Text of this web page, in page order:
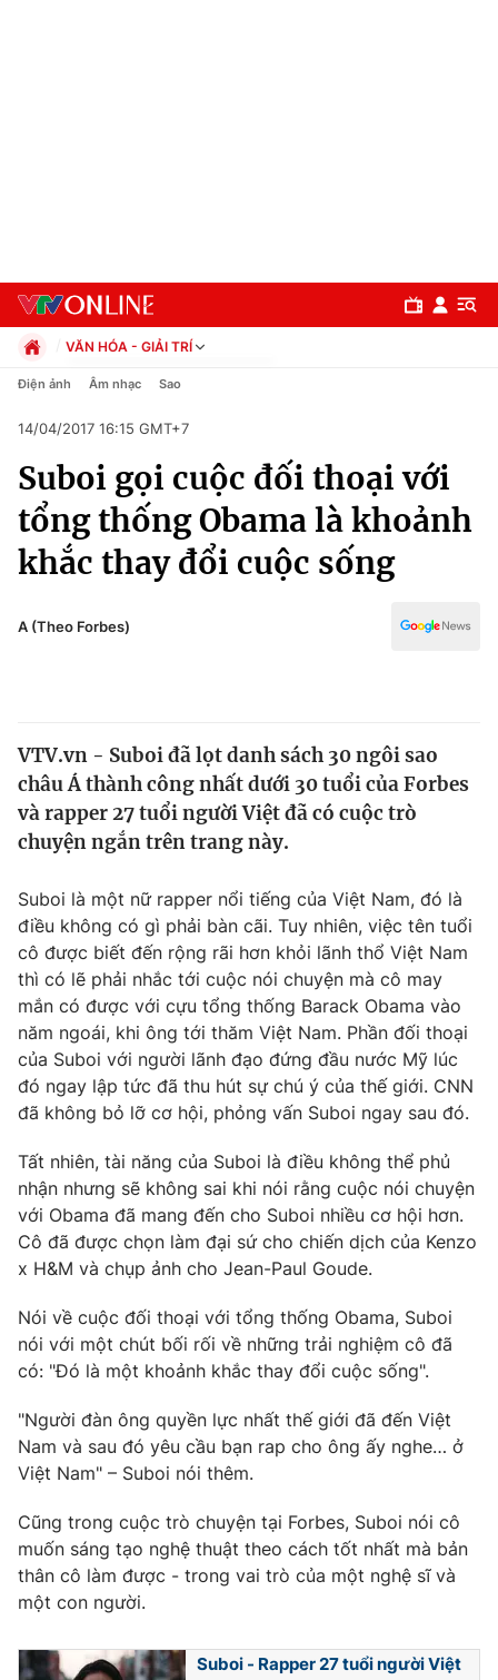
Chuyên mục
Chính trị
Xã hội
Pháp luật
Thế giới
Tin tức
Thế giới đó đây
Câu chuyện quốc tế
Kinh tế
Thị trường
Góc doanh nghiệp
Dữ liệu và đời sống
Truyền hình
Phim VTV
Hậu trường
Nhân vật
Giải sao mai
Giải trí
Điện ảnh
Âm nhạc
Sao
Đời sống
Làm đẹp
Chất lượng cuộc sống
Giáo dục
Tuyển sinh
Học trực tuyến
Công nghệ
Hitech Công nghệ tương lai
Sản phẩm
Thị trường
Giao lưu trực tuyến
Lịch phát sóng
Chuyên mục khác
Emagazine Podcast
Photo Infographic
Video
VTV Money VTV Thể thao
VĂN HÓA - GIẢI TRÍ
Chính trị
Pháp luật
Kinh tế
Thể thao
Truyền hình
Văn hóa - Giải trí
Công nghệ
Điện ảnh Âm nhạc Sao
14/04/2017 16:15 GMT+7
Suboi gọi cuộc đối thoại với
tổng thống Obama là khoảnh
khắc thay đổi cuộc sống
A (Theo Forbes)
VTV.vn - Suboi đã lọt danh sách 30 ngôi sao
châu Á thành công nhất dưới 30 tuổi của Forbes
và rapper 27 tuổi người Việt đã có cuộc trò
chuyện ngắn trên trang này.
Suboi là một nữ rapper nổi tiếng của Việt Nam, đó là
điều không có gì phải bàn cãi. Tuy nhiên, việc tên tuổi
cô được biết đến rộng rãi hơn khỏi lãnh thổ Việt Nam
thì có lẽ phải nhắc tới cuộc nói chuyện mà cô may
mắn có được với cựu tổng thống Barack Obama vào
năm ngoái, khi ông tới thăm Việt Nam. Phần đối thoại
của Suboi với người lãnh đạo đứng đầu nước Mỹ lúc
đó ngay lập tức đã thu hút sự chú ý của thế giới. CNN
đã không bỏ lỡ cơ hội, phỏng vấn Suboi ngay sau đó.
Tất nhiên, tài năng của Suboi là điều không thể phủ
nhận nhưng sẽ không sai khi nói rằng cuộc nói chuyện
với Obama đã mang đến cho Suboi nhiều cơ hội hơn.
Cô đã được chọn làm đại sứ cho chiến dịch của Kenzo
x H&M và chụp ảnh cho Jean-Paul Goude.
Nói về cuộc đối thoại với tổng thống Obama, Suboi
nói với một chút bối rối về những trải nghiệm cô đã
có: "Đó là một khoảnh khắc thay đổi cuộc sống".
"Người đàn ông quyền lực nhất thế giới đã đến Việt
Nam và sau đó yêu cầu bạn rap cho ông ấy nghe… ở
Việt Nam" – Suboi nói thêm.
Cũng trong cuộc trò chuyện tại Forbes, Suboi nói cô
muốn sáng tạo nghệ thuật theo cách tốt nhất mà bản
thân cô làm được - trong vai trò của một nghệ sĩ và
một con người.
Suboi - Rapper 27 tuổi người Việt